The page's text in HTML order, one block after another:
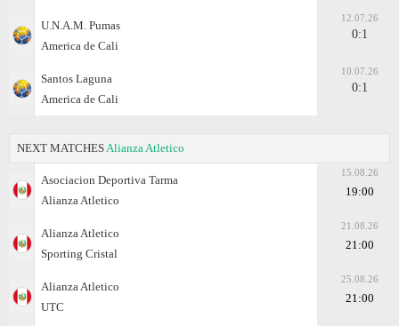
U.N.A.M. Pumas
America de Cali
12.07.26
0:1
Santos Laguna
America de Cali
10.07.26
0:1
NEXT MATCHES Alianza Atletico
Asociacion Deportiva Tarma
Alianza Atletico
15.08.26
19:00
Alianza Atletico
Sporting Cristal
21.08.26
21:00
Alianza Atletico
UTC
25.08.26
21:00